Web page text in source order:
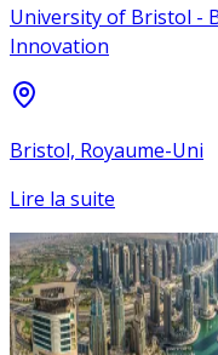
University of Bristol -
Innovation
Bristol, Royaume-Uni
Lire la suite